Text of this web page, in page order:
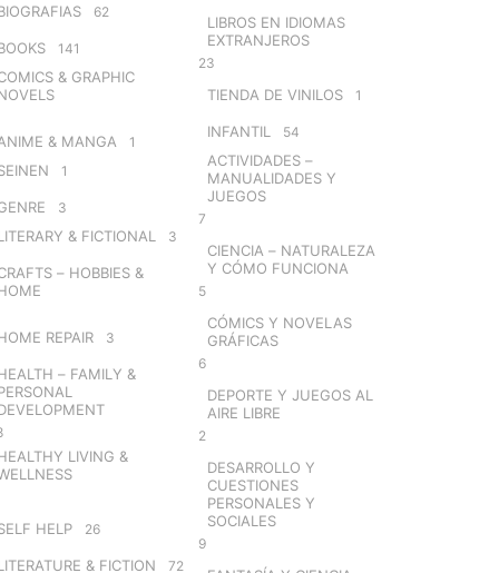
62
141
& GRAPHIC
& MANGA 1
1
3
& FICTIONAL 3
– HOBBIES &
REPAIR 3
– FAMILY &
LIVING &
HELP 26
& FICTION 72
LIBROS EN IDIOMAS
EXTRANJEROS
23
TIENDA DE VINILOS 1
INFANTIL 54
ACTIVIDADES –
MANUALIDADES Y
JUEGOS
7
CIENCIA – NATURALEZA
Y CÓMO FUNCIONA
5
CÓMICS Y NOVELAS
GRÁFICAS
6
DEPORTE Y JUEGOS AL
AIRE LIBRE
2
DESARROLLO Y
CUESTIONES
PERSONALES Y
SOCIALES
9